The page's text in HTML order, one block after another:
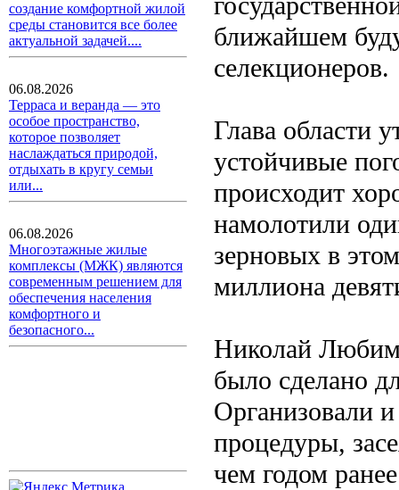
создание комфортной жилой
среды становится все более
актуальной задачей....
06.08.2026
Терраса и веранда — это
особое пространство,
которое позволяет
наслаждаться природой,
отдыхать в кругу семьи
или...
06.08.2026
Многоэтажные жилые
комплексы (МЖК) являются
современным решением для
обеспечения населения
комфортного и
безопасного...
ближайшем
селекционеров.
Глава области
устойчивые
происходит
намолотили
зерновых в
миллиона
Николай
было сделано
Организовали
процедуры,
чем годом